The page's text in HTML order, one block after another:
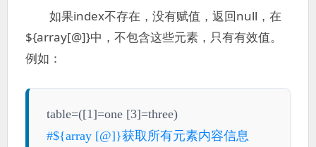
如果index不存在，没有赋值，返回null，在
${array[@]}中，不包含这些元素，只有有效值。
例如：
table=([1]=one [3]=three)
#${array [@]}获取所有元素内容信息